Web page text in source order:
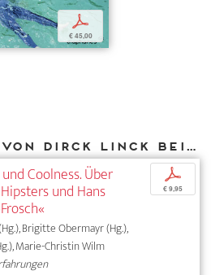
p
€ 45,00
Weitere Texte von Dirck Linck bei DIAPHANES
Coolness. Über
und Hans
Brigitte Obermayr (Hg.),
Marie-Christin Wilm
p
€ 9,95